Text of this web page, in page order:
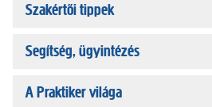
Szakértői tippek
Segítség, ügyintézés
A Praktiker világa